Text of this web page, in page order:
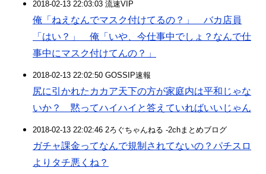
2018-02-13 22:03:03 流速VIP
俺「ねえなんでマスク付けてるの？」 バカ店員
「はい？」 俺「いや、今仕事中でしょ？なんで仕
事中にマスク付けてんの？」
2018-02-13 22:02:50 GOSSIP速報
尻に引かれたカカア天下の方が家庭内は平和じゃな
いか？ 黙ってハイハイと答えていればいいじゃん
2018-02-13 22:02:46 2ろぐちゃんねる -2chまとめブログ
ガチャ課金ってなんで規制されてないの？パチスロ
よりタチ悪くね？